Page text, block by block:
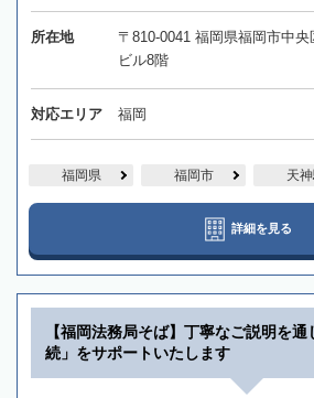
所在地
〒810-0041 福岡県福岡市中
ビル8階
対応エリア 福岡
福岡県 福岡市 天
詳細を見る
【福岡法務局そば】丁寧なご説明を
続」をサポートいたします